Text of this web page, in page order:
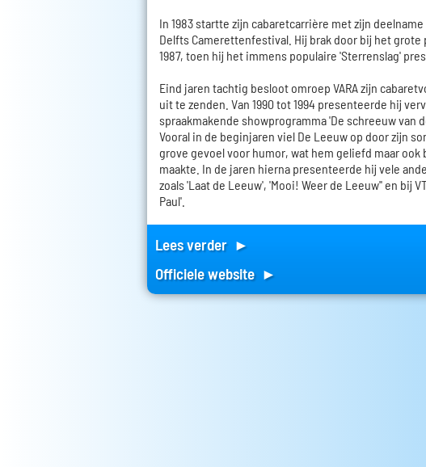
In 1983 startte zijn cabaretcarrière met zijn
Delfts Camerettenfestival. Hij brak door bij het grote
1987, toen hij het immens populaire 'Sterrenslag'
Eind jaren tachtig besloot omroep VARA zijn
uit te zenden. Van 1990 tot 1994 presenteerde hij
spraakmakende showprogramma 'De schreeuw van
Vooral in de beginjaren viel De Leeuw op door zijn
grove gevoel voor humor, wat hem geliefd maar ook
maakte. In de jaren hierna presenteerde hij vele
zoals 'Laat de Leeuw', 'Mooi! Weer de Leeuw'' en bij
Paul'.
Lees verder ►
Officiele website ►